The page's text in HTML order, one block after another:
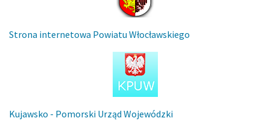
Strona internetowa Powiatu Włocławskiego
Kujawsko - Pomorski Urząd Wojewódzki